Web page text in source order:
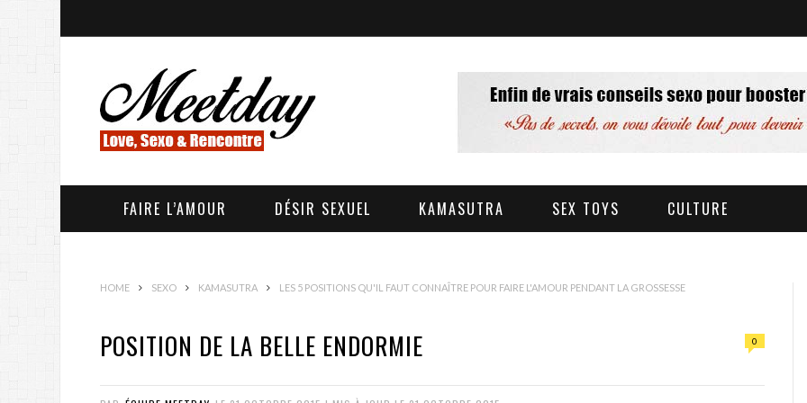
FAIRE L’AMOUR DÉSIR SEXUEL KAMASUTRA SEX TOYS CULTURE
HOME SEXO KAMASUTRA LES 5 POSITIONS QU'IL FAUT CONNAÎTRE POUR FAIRE L'AMOUR PENDANT LA GROSSESSE
POSITION DE LA BELLE ENDORMIE 0